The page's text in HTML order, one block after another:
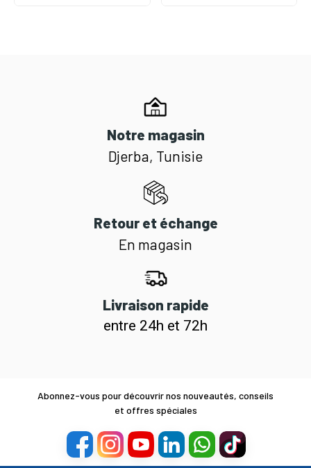
Notre magasin
Djerba, Tunisie
Retour et échange
En magasin
Livraison rapide
entre 24h et 72h
Abonnez-vous pour découvrir nos nouveautés, conseils
et offres spéciales